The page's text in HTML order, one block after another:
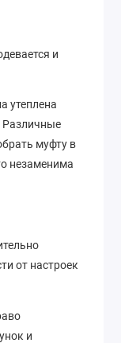
и
утеплена
Различные
муфту в
незаменима
от настроек
и